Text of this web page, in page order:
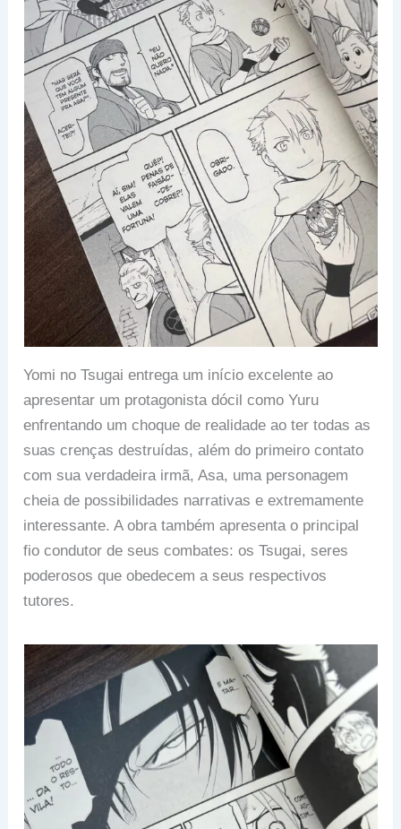
Yomi no Tsugai entrega um início excelente ao
apresentar um protagonista dócil como Yuru
enfrentando um choque de realidade ao ter todas as
suas crenças destruídas, além do primeiro contato
com sua verdadeira irmã, Asa, uma personagem
cheia de possibilidades narrativas e extremamente
interessante. A obra também apresenta o principal
fio condutor de seus combates: os Tsugai, seres
poderosos que obedecem a seus respectivos
tutores.